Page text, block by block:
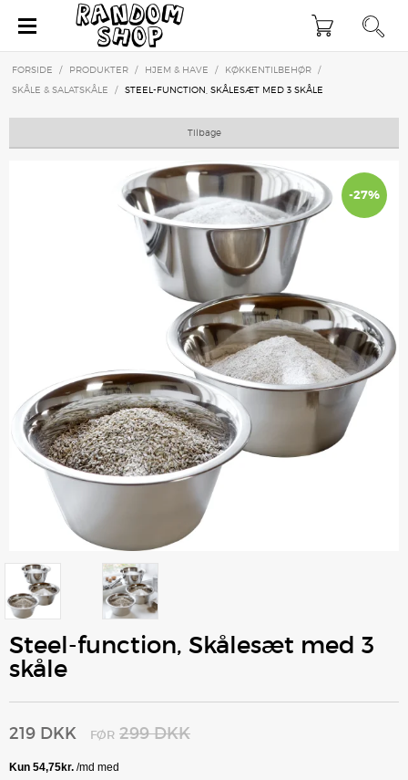
FORSIDE / PRODUKTER / HJEM & HAVE / KØKKENTILBEHØR
/
SKÅLE & SALATSKÅLE
/ STEEL-FUNCTION, SKÅLESÆT MED 3 SKÅLE
Tilbage
-27%
Steel-function, Skålesæt med 3
skåle
219 DKK FØR 299 DKK